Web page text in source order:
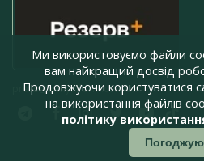
press@armyinform.com.ua
Ми використовуємо файли
вам найкращий досвід
Продовжуючи користуватися
на використання файлів
політику